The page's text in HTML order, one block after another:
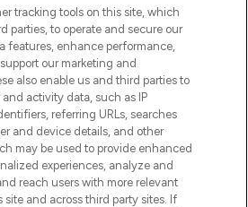
mit den besten
Haut- und Haarpflege
Up von über 200
Marken. Shoppe online
die App mit kostenloser
Einkaufswert von 30€.
Einwilligung
or Share My Personal
Information
tracking tools on this site, which
parties, to operate and secure our
features, enhance performance,
our marketing and
also enable us and third parties to
activity data, such as IP
referring URLs, searches
and device details, and other
may be used to provide enhanced
experiences, analyze and
reach users with more relevant
and across third party sites. If